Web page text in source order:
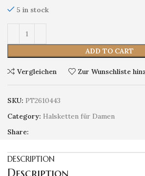
5 in stock
ADD TO CART
Vergleichen Zur Wunschliste
SKU: PT2610443
Category: Halsketten für Damen
Share:
DESCRIPTION
Description